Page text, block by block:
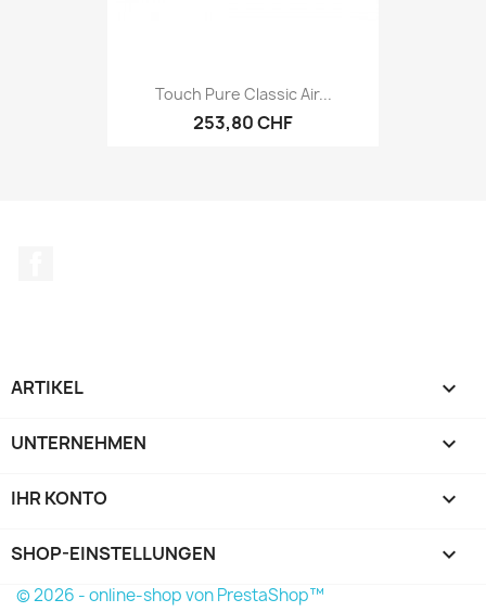
Touch Pure Classic Air...
253,80 CHF
ARTIKEL 
UNTERNEHMEN 
IHR KONTO 
SHOP-EINSTELLUNGEN keyboard_arrow_down
© 2026 - online-shop von PrestaShop™